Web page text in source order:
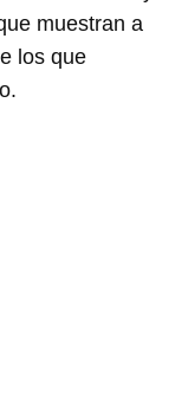
muestran a
los que